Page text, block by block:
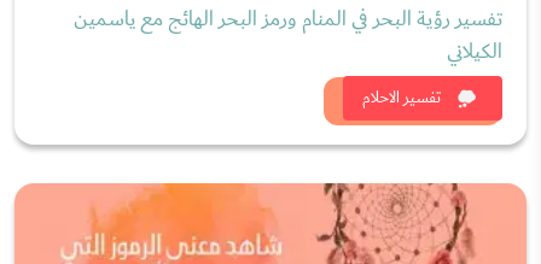
تفسير الاحلام
تفسير رؤية البحر في المنام ورمز البحر الهائج مع ياسمين
الكيلاني
شاهد الان